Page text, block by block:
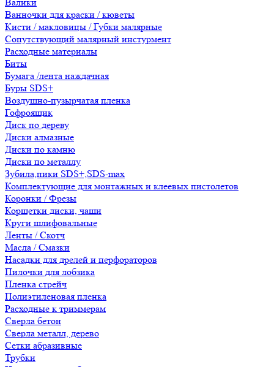
Ванночки для краски / кюветы
Кисти / макловицы / Губки малярные
Сопутствующий малярный инстурмент
Расходные материалы
Биты
Бумага /лента наждачная
Буры SDS+
Воздушно-пузырчатая пленка
Гофроящик
Диск по дереву
Диски алмазные
Диски по камню
Диски по металлу
Зубила,пики SDS+,SDS-max
Комплектующие для монтажных и клеевых пистолетов
Коронки / Фрезы
Корщетки диски, чаши
Круги шлифовальные
Ленты / Скотч
Масла / Смазки
Насадки для дрелей и перфораторов
Пилочки для лобзика
Пленка стрейч
Полиэтиленовая пленка
Расходные к триммерам
Сверла бетон
Сверла металл, дерево
Сетки абразивные
Трубки